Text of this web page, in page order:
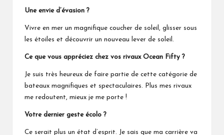
Une envie d’évasion ?
Vivre en mer un magnifique coucher de soleil, glisser sous
les étoiles et découvrir un nouveau lever de soleil.
Ce que vous appréciez chez vos rivaux Ocean Fifty ?
Je suis très heureux de faire partie de cette catégorie de
bateaux magnifiques et spectaculaires. Plus mes rivaux
me redoutent, mieux je me porte !
Votre dernier geste écolo ?
Ce serait plus un état d’esprit. Je sais que ma carrière va